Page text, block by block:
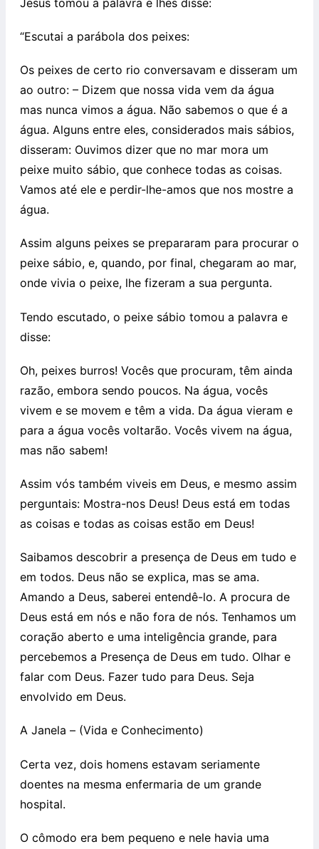
“Escutai a parábola dos peixes:
Os peixes de certo rio conversavam e disseram um
ao outro: – Dizem que nossa vida vem da água
mas nunca vimos a água. Não sabemos o que é a
água. Alguns entre eles, considerados mais sábios,
disseram: Ouvimos dizer que no mar mora um
peixe muito sábio, que conhece todas as coisas.
Vamos até ele e perdir-lhe-amos que nos mostre a
água.
Assim alguns peixes se prepararam para procurar o
peixe sábio, e, quando, por final, chegaram ao mar,
onde vivia o peixe, lhe fizeram a sua pergunta.
Tendo escutado, o peixe sábio tomou a palavra e
disse:
Oh, peixes burros! Vocês que procuram, têm ainda
razão, embora sendo poucos. Na água, vocês
vivem e se movem e têm a vida. Da água vieram e
para a água vocês voltarão. Vocês vivem na água,
mas não sabem!
Assim vós também viveis em Deus, e mesmo assim
perguntais: Mostra-nos Deus! Deus está em todas
as coisas e todas as coisas estão em Deus!
Saibamos descobrir a presença de Deus em tudo e
em todos. Deus não se explica, mas se ama.
Amando a Deus, saberei entendê-lo. A procura de
Deus está em nós e não fora de nós. Tenhamos um
coração aberto e uma inteligência grande, para
percebemos a Presença de Deus em tudo. Olhar e
falar com Deus. Fazer tudo para Deus. Seja
envolvido em Deus.
A Janela – (Vida e Conhecimento)
Certa vez, dois homens estavam seriamente
doentes na mesma enfermaria de um grande
hospital.
O cômodo era bem pequeno e nele havia uma